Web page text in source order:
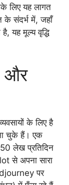
लिए यह लागत
के संदर्भ में, जहाँ
यह मूल्य वृद्धि
और
के लिए है
चुके हैं। एक
लेख प्रतिदिन
से अपना सारा
पर